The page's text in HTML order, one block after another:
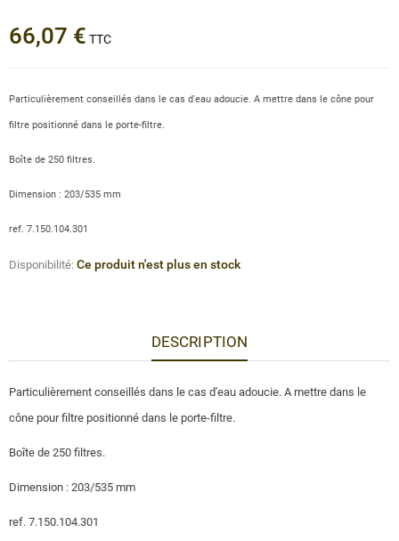
66,07 € TTC
Particulièrement conseillés dans le cas d'eau adoucie. A mettre dans le cône pour
filtre positionné dans le porte-filtre.
Boîte de 250 filtres.
Dimension : 203/535 mm
ref. 7.150.104.301
Disponibilité: Ce produit n'est plus en stock
DESCRIPTION
Particulièrement conseillés dans le cas d'eau adoucie. A mettre dans le
cône pour filtre positionné dans le porte-filtre.
Boîte de 250 filtres.
Dimension : 203/535 mm
ref. 7.150.104.301